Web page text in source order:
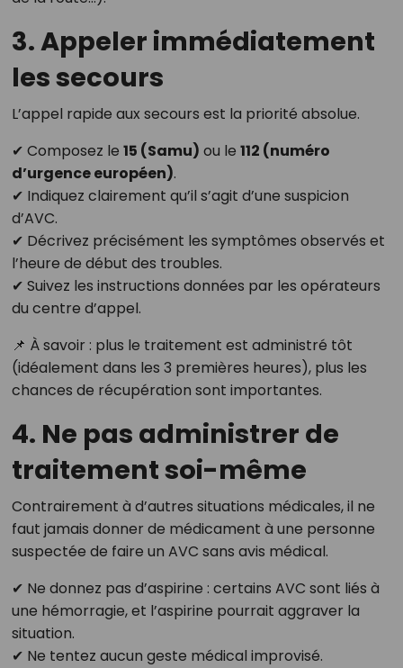
3. Appeler immédiatement
les secours
L’appel rapide aux secours est la priorité absolue.
✔ Composez le 15 (Samu) ou le 112 (numéro
d’urgence européen).
✔ Indiquez clairement qu’il s’agit d’une suspicion
d’AVC.
✔ Décrivez précisément les symptômes observés et
l’heure de début des troubles.
✔ Suivez les instructions données par les opérateurs
du centre d’appel.
📌 À savoir : plus le traitement est administré tôt
(idéalement dans les 3 premières heures), plus les
chances de récupération sont importantes.
4. Ne pas administrer de
traitement soi-même
Contrairement à d’autres situations médicales, il ne
faut jamais donner de médicament à une personne
suspectée de faire un AVC sans avis médical.
✔ Ne donnez pas d’aspirine : certains AVC sont liés à
une hémorragie, et l’aspirine pourrait aggraver la
situation.
✔ Ne tentez aucun geste médical improvisé.